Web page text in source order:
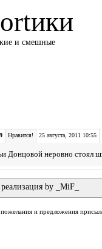
и смешные
Нравится! 25 августа, 2011 10:55
Донцовой неровно стоял
by _MiF_
и предложения